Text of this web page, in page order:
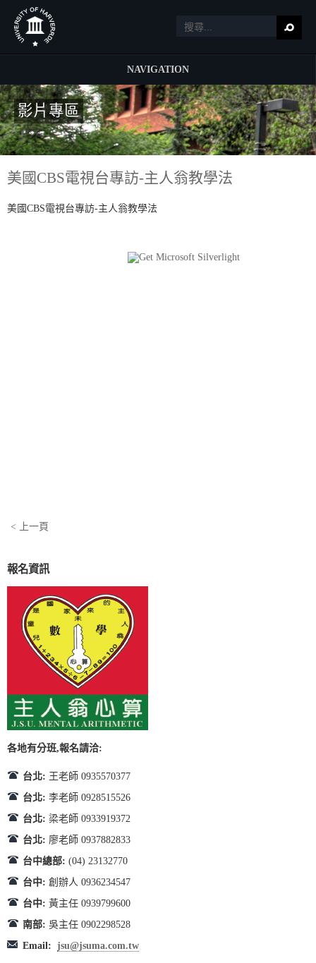
NAVIGATION
影片專區
美國CBS電視台專訪-主人翁教學法
美國CBS電視台專訪-主人翁教學法
< 上一頁
報名資訊
各地有分班,報名請洽:
台北: 王老師 0935570377
台北: 李老師 0928515526
台北: 梁老師 0933919372
台北: 廖老師 0937882833
台中總部: (04) 23132770
台中: 創辦人 0936234547
台中: 黃主任 0939799600
南部: 吳主任 0902298528
Email: jsu@jsuma.com.tw